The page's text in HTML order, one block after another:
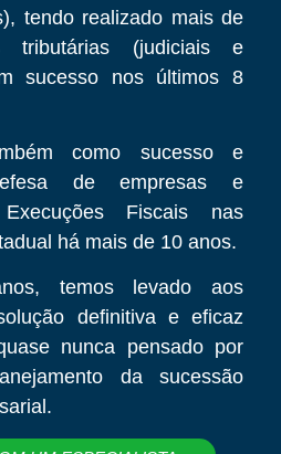
tendo realizado mais de
tributárias (judiciais e
sucesso nos últimos 8
como sucesso e
de empresas e
Fiscais nas
há mais de 10 anos.
temos levado aos
definitiva e eficaz
nunca pensado por
da sucessão